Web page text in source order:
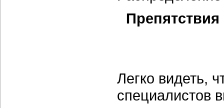
Легко видеть,
специалистов